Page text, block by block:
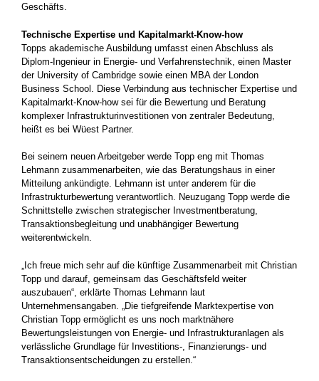
Geschäfts.
Technische Expertise und Kapitalmarkt-Know-how
Topps akademische Ausbildung umfasst einen Abschluss als
Diplom-Ingenieur in Energie- und Verfahrenstechnik, einen Master
der University of Cambridge sowie einen MBA der London
Business School. Diese Verbindung aus technischer Expertise und
Kapitalmarkt-Know-how sei für die Bewertung und Beratung
komplexer Infrastrukturinvestitionen von zentraler Bedeutung,
heißt es bei Wüest Partner.
Bei seinem neuen Arbeitgeber werde Topp eng mit Thomas
Lehmann zusammenarbeiten, wie das Beratungshaus in einer
Mitteilung ankündigte. Lehmann ist unter anderem für die
Infrastrukturbewertung verantwortlich. Neuzugang Topp werde die
Schnittstelle zwischen strategischer Investmentberatung,
Transaktionsbegleitung und unabhängiger Bewertung
weiterentwickeln.
„Ich freue mich sehr auf die künftige Zusammenarbeit mit Christian
Topp und darauf, gemeinsam das Geschäftsfeld weiter
auszubauen“, erklärte Thomas Lehmann laut
Unternehmensangaben. „Die tiefgreifende Marktexpertise von
Christian Topp ermöglicht es uns noch marktnähere
Bewertungsleistungen von Energie- und Infrastrukturanlagen als
verlässliche Grundlage für Investitions‑, Finanzierungs- und
Transaktionsentscheidungen zu erstellen.“